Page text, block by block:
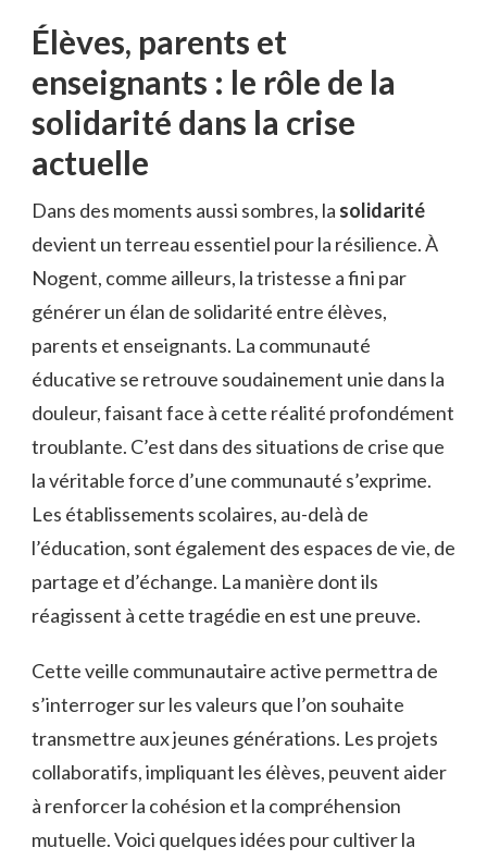
Élèves, parents et
enseignants : le rôle de la
solidarité dans la crise
actuelle
Dans des moments aussi sombres, la solidarité
devient un terreau essentiel pour la résilience. À
Nogent, comme ailleurs, la tristesse a fini par
générer un élan de solidarité entre élèves,
parents et enseignants. La communauté
éducative se retrouve soudainement unie dans la
douleur, faisant face à cette réalité profondément
troublante. C’est dans des situations de crise que
la véritable force d’une communauté s’exprime.
Les établissements scolaires, au-delà de
l’éducation, sont également des espaces de vie, de
partage et d’échange. La manière dont ils
réagissent à cette tragédie en est une preuve.
Cette veille communautaire active permettra de
s’interroger sur les valeurs que l’on souhaite
transmettre aux jeunes générations. Les projets
collaboratifs, impliquant les élèves, peuvent aider
à renforcer la cohésion et la compréhension
mutuelle. Voici quelques idées pour cultiver la